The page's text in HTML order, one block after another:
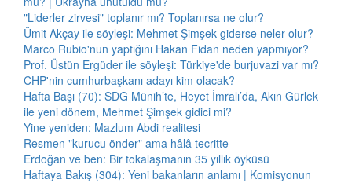
"Liderler zirvesi" toplanır mı? Toplanırsa ne olur?
Ümit Akçay ile söyleşi: Mehmet Şimşek giderse neler olur?
Marco Rubio'nun yaptığını Hakan Fidan neden yapmıyor?
Prof. Üstün Ergüder ile söyleşi: Türkiye'de burjuvazi var mı?
CHP'nin cumhurbaşkanı adayı kim olacak?
Hafta Başı (70): SDG Münih’te, Heyet İmralı’da, Akın Gürlek
ile yeni dönem, Mehmet Şimşek gidici mi?
Yine yeniden: Mazlum Abdi realitesi
Resmen "kurucu önder" ama hâlâ tecritte
Erdoğan ve ben: Bir tokalaşmanın 35 yıllık öyküsü
Haftaya Bakış (304): Yeni bakanların anlamı | Komisyonun